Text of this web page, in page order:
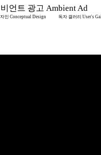
언트 광고 Ambient Ad
인 Conceptual Design 독자 갤러리 User's